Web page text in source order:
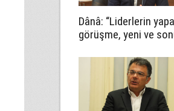
Dânâ: “Liderlerin
görüşme, yeni ve
hazırlık niteliği